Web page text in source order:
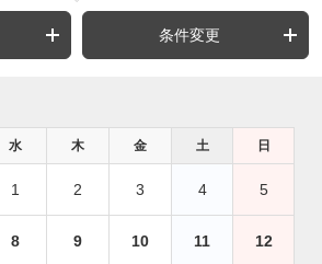
条件変更
水 木 金 土 日
1 2 3 4 5
8 9 10 11 12